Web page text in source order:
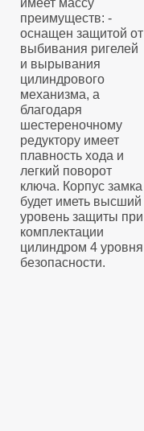
преимуществ: -
оснащен защитой от
выбивания ригелей
и вырывания
цилиндрового
механизма, а
благодаря
шестереночному
редуктору имеет
плавность хода и
легкий поворот
ключа. Корпус замка
будет иметь высший
уровень защиты при
комплектации
цилиндром 4 уровня
безопасности.